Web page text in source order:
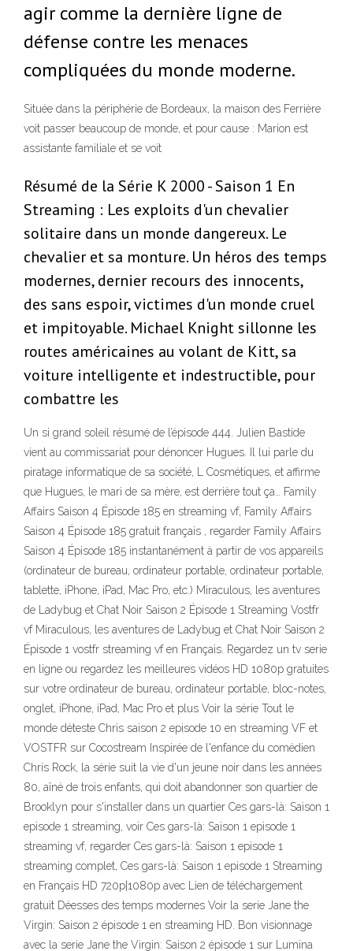
agir comme la dernière ligne de
défense contre les menaces
compliquées du monde moderne.
Située dans la périphérie de Bordeaux, la maison des Ferrière
voit passer beaucoup de monde, et pour cause : Marion est
assistante familiale et se voit
Résumé de la Série K 2000 - Saison 1 En
Streaming : Les exploits d'un chevalier
solitaire dans un monde dangereux. Le
chevalier et sa monture. Un héros des temps
modernes, dernier recours des innocents,
des sans espoir, victimes d'un monde cruel
et impitoyable. Michael Knight sillonne les
routes américaines au volant de Kitt, sa
voiture intelligente et indestructible, pour
combattre les
Un si grand soleil résumé de l’épisode 444. Julien Bastide
vient au commissariat pour dénoncer Hugues. Il lui parle du
piratage informatique de sa société, L Cosmétiques, et affirme
que Hugues, le mari de sa mère, est derrière tout ça… Family
Affairs Saison 4 Épisode 185 en streaming vf, Family Affairs
Saison 4 Épisode 185 gratuit français , regarder Family Affairs
Saison 4 Épisode 185 instantanément à partir de vos appareils
(ordinateur de bureau, ordinateur portable, ordinateur portable,
tablette, iPhone, iPad, Mac Pro, etc.) Miraculous, les aventures
de Ladybug et Chat Noir Saison 2 Épisode 1 Streaming Vostfr
vf Miraculous, les aventures de Ladybug et Chat Noir Saison 2
Épisode 1 vostfr streaming vf en Français. Regardez un tv serie
en ligne ou regardez les meilleures vidéos HD 1080p gratuites
sur votre ordinateur de bureau, ordinateur portable, bloc-notes,
onglet, iPhone, iPad, Mac Pro et plus Voir la série Tout le
monde déteste Chris saison 2 episode 10 en streaming VF et
VOSTFR sur Cocostream Inspirée de l'enfance du comédien
Chris Rock, la série suit la vie d'un jeune noir dans les années
80, aîné de trois enfants, qui doit abandonner son quartier de
Brooklyn pour s'installer dans un quartier Ces gars-là: Saison 1
episode 1 streaming, voir Ces gars-là: Saison 1 episode 1
streaming vf, regarder Ces gars-là: Saison 1 episode 1
streaming complet, Ces gars-là: Saison 1 episode 1 Streaming
en Français HD 720p|1080p avec Lien de téléchargement
gratuit Déesses des temps modernes Voir la serie Jane the
Virgin: Saison 2 épisode 1 en streaming HD. Bon visionnage
avec la serie Jane the Virgin: Saison 2 épisode 1 sur Lumina